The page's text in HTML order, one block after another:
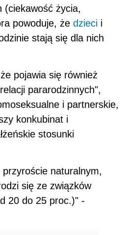
(ciekawość życia,
powoduje, że dzieci i
stają się dla nich
pojawia się również
pararodzinnych",
i partnerskie,
konkubinat i
stosunki
naturalnym,
się ze związków
20 do 25 proc.)" -